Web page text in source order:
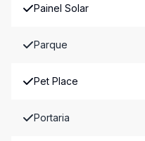
Painel Solar
Parque
Pet Place
Portaria